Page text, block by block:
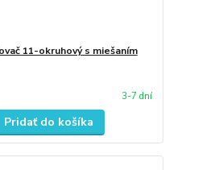
11-okruhový s miešaním
3-7 dní
Pridať do košíka